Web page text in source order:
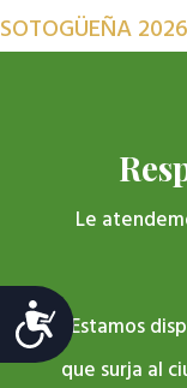
SOTOGÜEÑA
Le
Estamos
que surja al